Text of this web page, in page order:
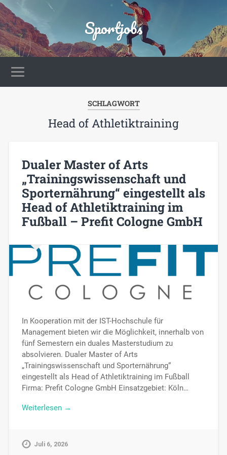
Sportjobs
SCHLAGWORT
Head of Athletiktraining
Dualer Master of Arts
„Trainingswissenschaft und
Sporternährung“ eingestellt als
Head of Athletiktraining im
Fußball – Prefit Cologne GmbH
In Kooperation mit der IST-Hochschule für
Management bieten wir die Möglichkeit, innerhalb von
fünf Semestern ein duales Masterstudium zu
absolvieren. Dualer Master of Arts
„Trainingswissenschaft und Sporternährung“
eingestellt als Head of Athletiktraining im Fußball
Firma: Prefit Cologne GmbH Einsatzgebiet: Köln…
Weiterlesen →
Juli 6, 2026